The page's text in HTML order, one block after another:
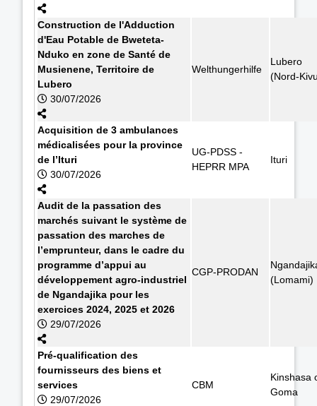
Construction de l'Adduction
d'Eau Potable de Bweteta-
Nduko en zone de Santé de
Musienene, Territoire de
Lubero
30/07/2026
Welthungerhilfe
Lubero
(Nord-
Acquisition de 3 ambulances
médicalisées pour la province
de l’Ituri
30/07/2026
UG-PDSS -
HEPRR MPA
Ituri
Audit de la passation des
marchés suivant le système de
passation des marches de
l’emprunteur, dans le cadre du
programme d’appui au
développement agro-industriel
de Ngandajika pour les
exercices 2024, 2025 et 2026
29/07/2026
CGP-PRODAN
(Lomami)
Pré-qualification des
fournisseurs des biens et
services
29/07/2026
CBM
Kinshasa
Goma